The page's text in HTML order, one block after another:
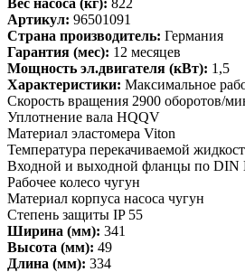
Артикул: 96501091
Страна производитель: Германия
Гарантия (мес): 12 месяцев
Мощность эл.двигателя (кВт): 1,5
Характеристики: Максимальное
Скорость вращения 2900 оборотов/
Уплотнение вала HQQV
Материал эластомера Viton
Температура перекачиваемой
Входной и выходной фланцы по DIN
Рабочее колесо чугун
Материал корпуса насоса чугун
Степень защиты IP 55
Ширина (мм): 341
Высота (мм): 49
Длина (мм): 334